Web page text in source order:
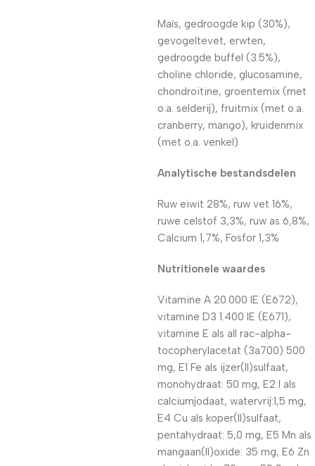
Maïs, gedroogde kip (30%),
gevogeltevet, erwten,
gedroogde buffel (3.5%),
choline chloride, glucosamine,
chondroitine, groentemix (met
o.a. selderij), fruitmix (met o.a.
cranberry, mango), kruidenmix
(met o.a. venkel)
Analytische bestandsdelen
Ruw eiwit 28%, ruw vet 16%,
ruwe celstof 3,3%, ruw as 6,8%,
Calcium 1,7%, Fosfor 1,3%
Nutritionele waardes
Vitamine A 20.000 IE (E672),
vitamine D3 1.400 IE (E671),
vitamine E als all rac-alpha-
tocopherylacetat (3a700) 500
mg, E1 Fe als ijzer(II)sulfaat,
monohydraat: 50 mg, E2 I als
calciumjodaat, watervrij:1,5 mg,
E4 Cu als koper(II)sulfaat,
pentahydraat: 5,0 mg, E5 Mn als
mangaan(II)oxide: 35 mg, E6 Zn